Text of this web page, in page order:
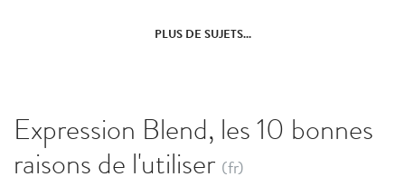
PLUS DE SUJETS...
Expression Blend, les 10 bonnes
raisons de l'utiliser (fr)